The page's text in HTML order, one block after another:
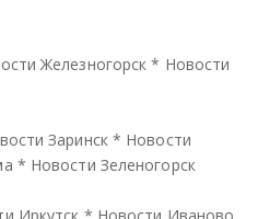
Железногорск * Новости
Заринск * Новости
* Новости Зеленогорск
Иркутск * Новости Иваново